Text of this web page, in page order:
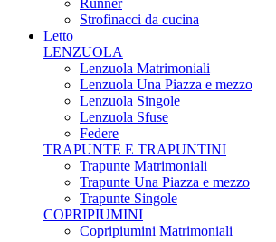
Runner
Strofinacci da cucina
Letto
LENZUOLA
Lenzuola Matrimoniali
Lenzuola Una Piazza e mezzo
Lenzuola Singole
Lenzuola Sfuse
Federe
TRAPUNTE E TRAPUNTINI
Trapunte Matrimoniali
Trapunte Una Piazza e mezzo
Trapunte Singole
COPRIPIUMINI
Copripiumini Matrimoniali